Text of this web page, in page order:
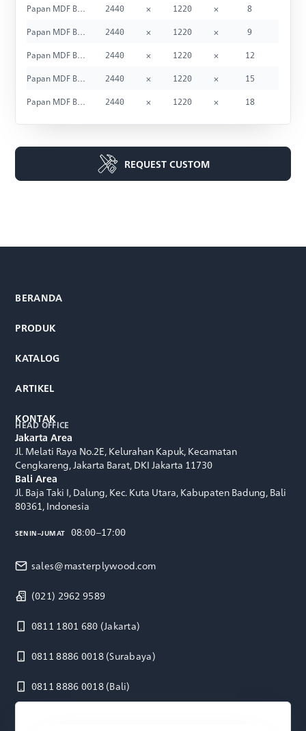
Papan MDF Board 2440 × 1220 × 8
Papan MDF Board 2440 × 1220 × 9
Papan MDF Board 2440 × 1220 × 12
Papan MDF Board 2440 × 1220 × 15
Papan MDF Board 2440 × 1220 × 18
REQUEST CUSTOM
BERANDA
PRODUK
KATALOG
ARTIKEL
KONTAK
HEAD OFFICE
Jakarta Area
Jl. Melati Raya No.2E, Kelurahan Kapuk, Kecamatan
Cengkareng, Jakarta Barat, DKI Jakarta 11730
Bali Area
Jl. Baja Taki I, Dalung, Kec. Kuta Utara, Kabupaten Badung, Bali
80361, Indonesia
SENIN–JUMAT 08:00–17:00
sales@masterplywood.com
(021) 2962 9589
0811 1801 680 (Jakarta)
0811 8886 0018(Surabaya)
0811 8886 0018(Bali)